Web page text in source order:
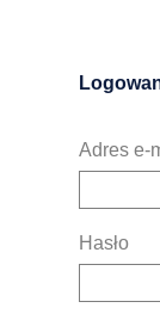
Adres e-
Hasło